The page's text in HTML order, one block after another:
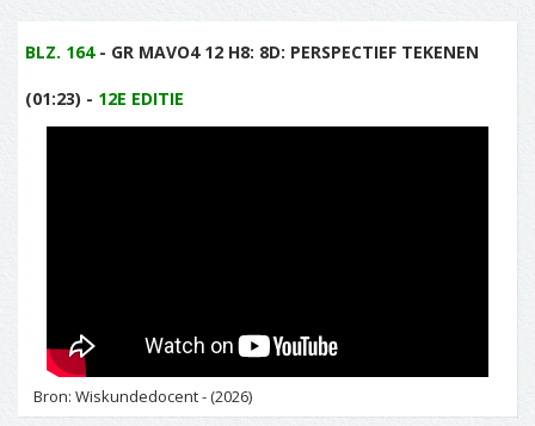
BLZ. 164- GR MAVO4 12 H8: 8D: PERSPECTIEF TEKENEN
(01:23) - 12E EDITIE
Bron: Wiskundedocent - (2026)